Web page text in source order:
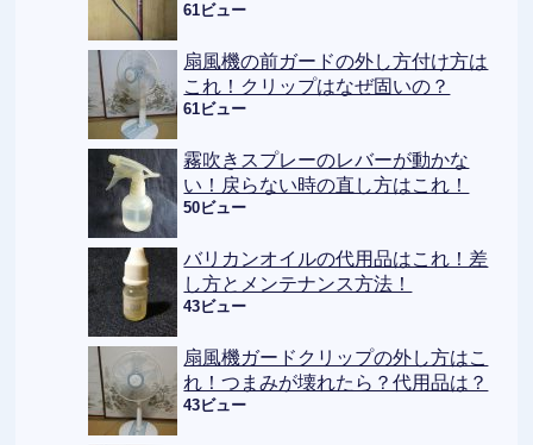
61ビュー
扇風機の前ガードの外し方付け方は
これ！クリップはなぜ固いの？
61ビュー
霧吹きスプレーのレバーが動かな
い！戻らない時の直し方はこれ！
50ビュー
バリカンオイルの代用品はこれ！差
し方とメンテナンス方法！
43ビュー
扇風機ガードクリップの外し方はこ
れ！つまみが壊れたら？代用品は？
43ビュー